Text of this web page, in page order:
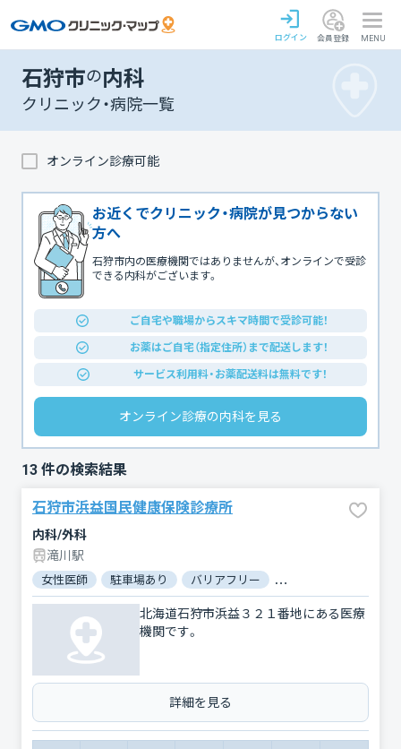
ログイン 会員登録 MENU
石狩市の内科
クリニック・病院一覧
オンライン診療可能
お近くでクリニック・病院が見つからない
方へ
石狩市内の医療機関ではありませんが、オンラインで受診
できる内科がございます。
ご自宅や職場からスキマ時間で受診可能！
お薬はご自宅（指定住所）まで配送します！
サービス利用料・お薬配送料は無料です！
オンライン診療の内科を見る
13 件の検索結果
石狩市浜益国民健康保険診療所
内科/外科
滝川駅
女性医師 駐車場あり バリアフリー 対応言語：英語
北海道石狩市浜益３２１番地にある医療
機関です。
詳細を見る